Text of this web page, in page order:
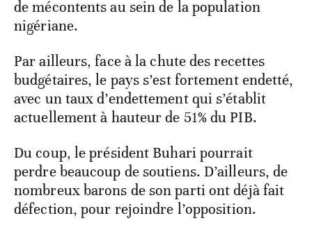
de mécontents au sein de la population
nigériane.
Par ailleurs, face à la chute des recettes
budgétaires, le pays s’est fortement endetté,
avec un taux d’endettement qui s’établit
actuellement à hauteur de 51% du PIB.
Du coup, le président Buhari pourrait
perdre beaucoup de soutiens. D’ailleurs, de
nombreux barons de son parti ont déjà fait
défection, pour rejoindre l’opposition.